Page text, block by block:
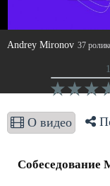
Andrey Mironov 37
О видео
Собеседование